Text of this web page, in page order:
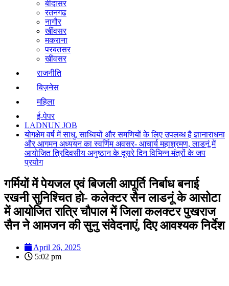
बीदासर
रतनगढ
नागौर
खींवसर
मकराना
परबतसर
खींवसर
राजनीति
बिज़नेस
महिला
ई-पेपर
LADNUN JOB
योगक्षेम वर्ष में साधु, साध्वियों और समणियों के लिए उपलब्ध है ज्ञानाराधना
और आगमन अध्ययन का स्वर्णिम अवसर- आचार्य महाश्रमण, लाडनूं में
आयोजित त्रिदिवसीय अनुष्ठान के दूसरे दिन विभिन्न मंत्रों के जप
प्रयोग
गर्मियों में पेयजल एवं बिजली आपूर्ति निर्बाध बनाई
रखनी सुनिश्चित हो- कलेक्टर सैन लाडनूं के आसोटा
में आयोजित रात्रि चौपाल में जिला कलक्टर पुखराज
सैन ने आमजन की सुनु संवेदनाएं, दिए आवश्यक निर्देश
April 26, 2025
5:02 pm